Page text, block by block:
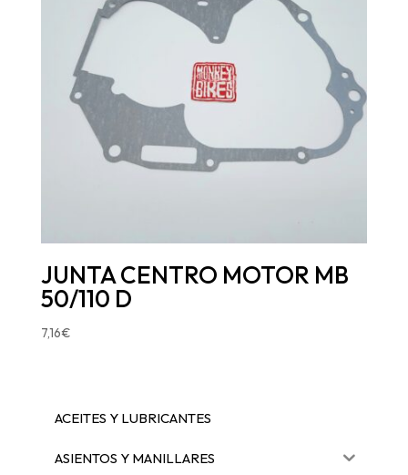
JUNTA CENTRO MOTOR MB
50/110 D
7,16€
ACEITES Y LUBRICANTES
ASIENTOS Y MANILLARES